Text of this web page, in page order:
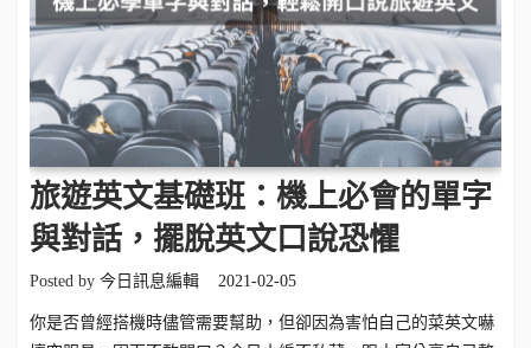
旅遊英文基礎班：機上必會的單字
與對話，擺脫英文口說恐懼
Posted by 今日訊息編輯 2021-02-05
你是否曾經搭機時儘管需要幫助，但卻因為害怕自己的菜英文嚇